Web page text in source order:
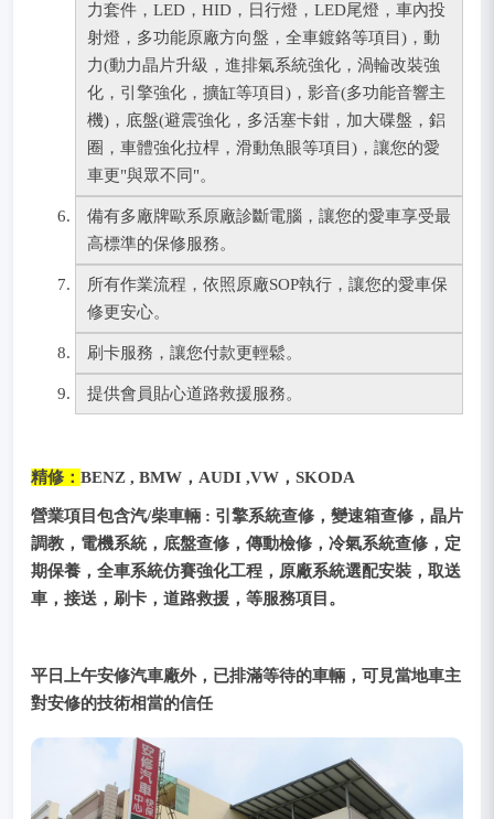
力套件，LED，HID，日行燈，LED尾燈，車內投
射燈，多功能原廠方向盤，全車鍍鉻等項目)，動
力(動力晶片升級，進排氣系統強化，渦輪改裝強
化，引擎強化，擴缸等項目)，影音(多功能音響主
機)，底盤(避震強化，多活塞卡鉗，加大碟盤，鋁
圈，車體強化拉桿，滑動魚眼等項目) ，讓您的愛
車更"與眾不同"。
備有多廠牌歐系原廠診斷電腦，讓您的愛車享受最
高標準的保修服務。
所有作業流程，依照原廠SOP執行，讓您的愛車保
修更安心。
刷卡服務，讓您付款更輕鬆。
提供會員貼心道路救援服務。
精修： BENZ , BMW，AUDI ,VW，SKODA
營業項目包含汽/柴車輛 : 引擎系統查修，變速箱查修，晶片
調教，電機系統，底盤查修，傳動檢修，冷氣系統查修，定
期保養，全車系統仿賽強化工程，原廠系統選配安裝，取送
車，接送，刷卡，道路救援，等服務項目。
平日上午安修汽車廠外，已排滿等待的車輛，可見當地車主
對安修的技術相當的信任